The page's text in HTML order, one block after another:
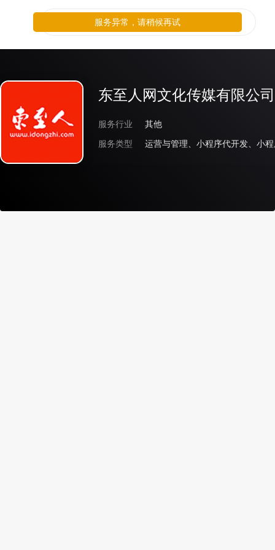
东至人网文化传媒有限公司
服务行业
其他
服务类型
运营与管理、小程序代开发、小
服务异常，请稍候再试